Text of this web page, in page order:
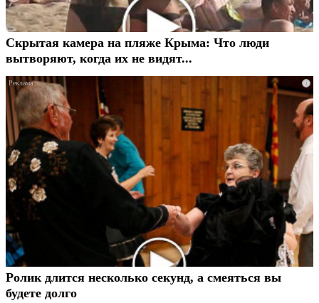
Скрытая камера на пляже Крыма: Что люди
вытворяют, когда их не видят...
i
Ролик длится несколько секунд, а смеяться вы
будете долго